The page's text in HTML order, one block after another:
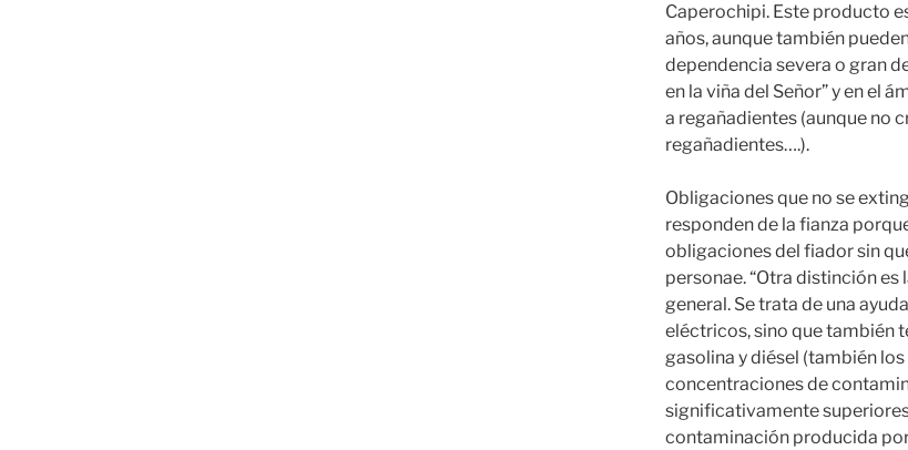
Caperochipi. Este producto
años, aunque también
dependencia severa o gran
en la viña del Señor” y en el
a regañadientes (aunque no
regañadientes….).
Obligaciones que no se
responden de la fianza
obligaciones del fiador sin
personae. “Otra distinción es
general. Se trata de una
eléctricos, sino que también
gasolina y diésel (también
concentraciones de
significativamente
contaminación producida